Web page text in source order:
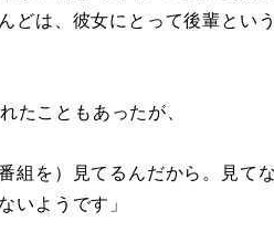
どは、彼女にとって後輩とい
たこともあったが、
組を）見てるんだから。見て
いようです」